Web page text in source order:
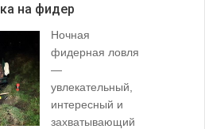
на фидер
Ночная
фидерная ловля
—
увлекательный,
интересный и
захватывающий